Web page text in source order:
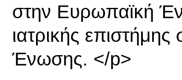
στην Ευρωπαϊκή
ιατρικής
Ένωσης. </p>